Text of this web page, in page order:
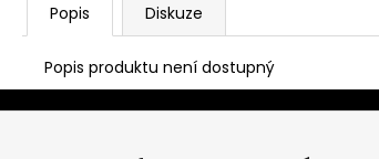
Popis Diskuze
Popis produktu není dostupný
Z